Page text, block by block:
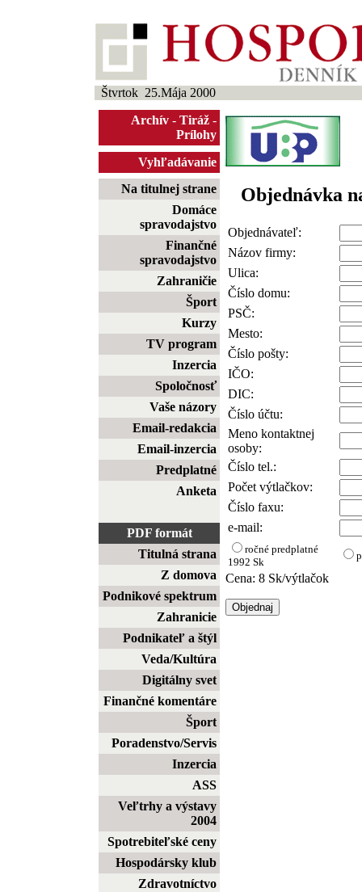
Štvrtok 25.Mája 2000
Archív - Tiráž -
Prílohy
Vyhľadávanie
Na titulnej strane
Domáce
spravodajstvo
Finančné
spravodajstvo
Zahraničie
Šport
Kurzy
TV program
Inzercia
Spoločnosť
Vaše názory
Email-redakcia
Email-inzercia
Predplatné
Anketa
PDF formát
Titulná strana
Z domova
Podnikové spektrum
Zahranicie
Podnikateľ a štýl
Veda/Kultúra
Digitálny svet
Finančné komentáre
Šport
Poradenstvo/Servis
Inzercia
ASS
Veľtrhy a výstavy
2004
Spotrebiteľské ceny
Hospodársky klub
Zdravotníctvo
Objednávka
Objednávateľ:
Názov firmy:
Ulica:
Číslo domu:
PSČ:
Mesto:
Číslo pošty:
IČO:
DIC:
Číslo účtu:
Meno kontaktnej
osoby:
Číslo tel.:
Počet výtlačkov:
Číslo faxu:
e-mail:
ročné predplatné
1992 Sk
Cena: 8 Sk/výtlačok